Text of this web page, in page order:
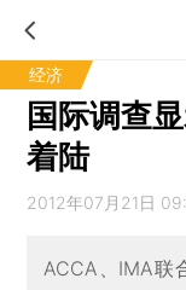
经济
国际调查
着陆
2012年07月21日
ACCA、IMA联